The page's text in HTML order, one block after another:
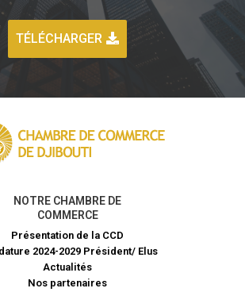
TÉLÉCHARGER
NOTRE CHAMBRE DE
COMMERCE
Présentation de la CCD
2024-2029 Président/ Elus
Actualités
Nos partenaires